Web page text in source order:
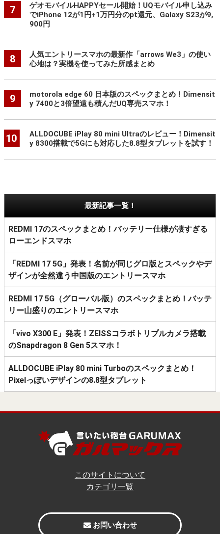
7
ゲオモバイルHAPPYセール開始！UQモバイル申し込み
でiPhone 12が1円+1万円分のpt還元、Galaxy S23が9,
900円
8
人気エントリースマホの最新作「arrows We3」の使い
心地は？実機を使ってみた所感まとめ
9
motorola edge 60 日本版のスペックまとめ！Dimensit
y 7400と3倍望遠も積んだUQ専売スマホ！
10
ALLDOCUBE iPlay 80 mini Ultraのレビュー！Dimensit
y 8300搭載で5Gにも対応した8.8型タブレットを試す！
最新記事一覧！
REDMI 17のスペックまとめ！バッテリー仕様が凄すぎる
ローエンドスマホ
「REDMI 17 5G」発表！名前が同じグロ版とスペックやデ
ザインが全然違う中国版のエントリースマホ
REDMI 17 5G（グローバル版）のスペックまとめ！バッテ
リー山盛りのエントリースマホ
「vivo X300 E」発表！ZEISSコラボトリプルカメラ搭載
のSnapdragon 8 Gen 5スマホ！
ALLDOCUBE iPlay 80 mini Turboのスペックまとめ！
Pixelっぽいデザインの8.8型タブレット
このサイトについて
カテゴリ一覧
お問い合わせ